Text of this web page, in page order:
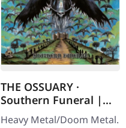
THE OSSUARY ·
Southern Funeral |
DIGIPAK CD
Heavy Metal/Doom Metal.